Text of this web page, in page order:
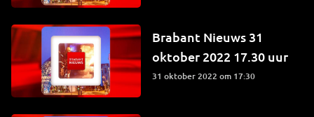
Brabant Nieuws 31
oktober 2022 17.30 uur
31 oktober 2022 om 17:30